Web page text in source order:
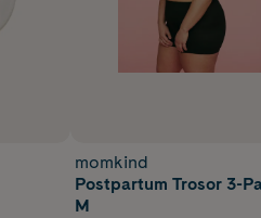
momkind
Postpartum Trosor 3-
M